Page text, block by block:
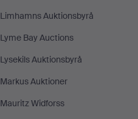
Limhamns Auktionsbyrå
Lyme Bay Auctions
Lysekils Auktionsbyrå
Markus Auktioner
Mauritz Widforss